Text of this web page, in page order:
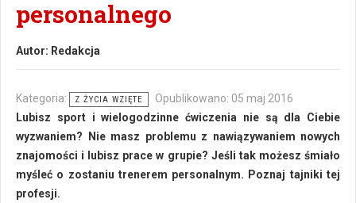
personalnego
Autor: Redakcja
Kategoria: Z ŻYCIA WZIĘTE
Opublikowano: 05 maj 2016
Lubisz sport i wielogodzinne ćwiczenia nie są dla Ciebie
wyzwaniem? Nie masz problemu z nawiązywaniem nowych
znajomości i lubisz prace w grupie? Jeśli tak możesz śmiało
myśleć o zostaniu trenerem personalnym. Poznaj tajniki tej
profesji.